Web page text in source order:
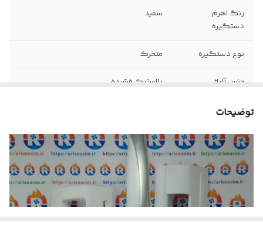
رنگ اهرم
دستگیره
سفید
نوع دستگیره متحرک
جنس آلیاژ پلاستیک فشرده
توضیحات